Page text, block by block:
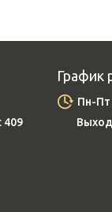
409
График
Пн-Пт